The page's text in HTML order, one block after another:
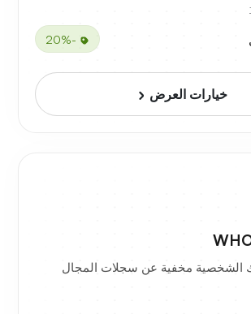
-20%
خيارات العرض
الشخصية مخفية عن سجلات المجال